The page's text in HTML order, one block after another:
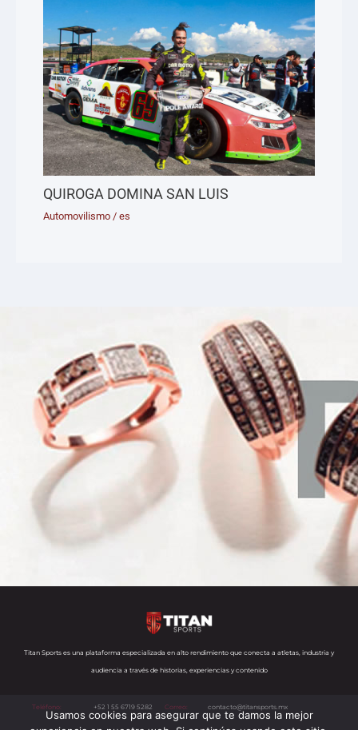
QUIROGA DOMINA SAN LUIS
Automovilismo /es
Titan Sports es una plataforma especializada en alto rendimiento que conecta a atletas, industria y
audiencia a través de historias, experiencias y contenido
Teléfono: +52 1 55 6719 5282 Correo: contacto@titansports.mx
Usamos cookies para asegurar que te damos la mejor